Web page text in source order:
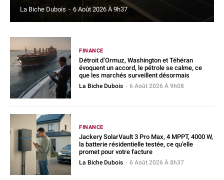
La Biche Dubois - 6 Août 2026 À 9h37
FINANCE
Détroit d’Ormuz, Washington et Téhéran
évoquent un accord, le pétrole se calme, ce
que les marchés surveillent désormais
La Biche Dubois - 6 Août 2026 À 9h08
FINANCE
Jackery SolarVault 3 Pro Max, 4 MPPT, 4000 W,
la batterie résidentielle testée, ce qu’elle
promet pour votre facture
La Biche Dubois - 6 Août 2026 À 8h37